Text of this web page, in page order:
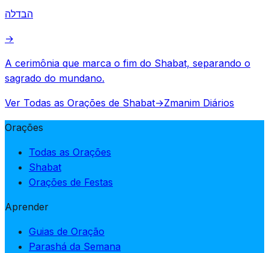
הבדלה
→
A cerimônia que marca o fim do Shabat, separando o
sagrado do mundano.
Ver Todas as Orações de Shabat→Zmanim Diários
Orações
Todas as Orações
Shabat
Orações de Festas
Aprender
Guias de Oração
Parashá da Semana